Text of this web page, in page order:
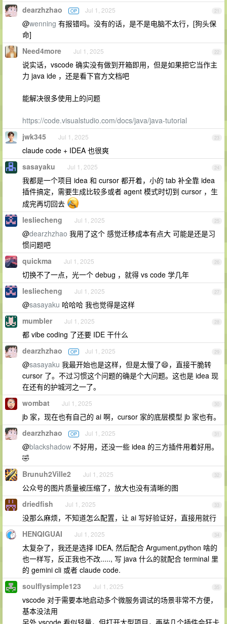
21
dearzhzhao OP Jul 1, 2025
@wenning 有报错吗。没有的话，是不是电脑不太行，[狗头保
命]
22
Need4more Jul 1, 2025
说实话，vscode 确实没有做到开箱即用，但是如果把它当作主
力 java ide ，还是看下官方文档吧
能解决很多使用上的问题
https://code.visualstudio.com/docs/java/java-tutorial
23
jwk345 Jul 1, 2025
claude code + IDEA 也很爽
24
sasayaku Jul 1, 2025
我都是一个项目 idea 和 cursor 都开着，小的 tab 补全靠 idea
插件搞定，需要生成比较多或者 agent 模式时切到 cursor ，生
成完再切回去
25
lesliecheng Jul 1, 2025
@dearzhzhao 我用了这个 感觉迁移成本有点大 可能是还是习
惯问题吧
26
quickma Jul 1, 2025
切换不了一点，光一个 debug ，就得 vs code 学几年
27
lesliecheng Jul 1, 2025
@sasayaku 哈哈哈 我也觉得是这样
28
mumbler Jul 1, 2025
都 vibe coding 了还要 IDE 干什么
29
dearzhzhao OP Jul 1, 2025
@sasayaku 我最开始也是这样，但是太慢了😄，直接干脆转
cursor 了。不过习惯这个问题的确是个大问题。这也是 idea 现
在还有的护城河之一了。
30
wombat Jul 1, 2025
jb 家，现在也有自己的 ai 啊，cursor 家的底层模型 jb 家也有。
31
dearzhzhao OP Jul 1, 2025
@blackshadow 不好用，还没一些 idea 的三方插件用着好用。
🤣
32
Brunuh2Ville2 Jul 1, 2025
公众号的图片质量被压缩了，放大也没有清晰的图
33
driedfish Jul 1, 2025
没那么麻烦，不知道怎么配置，让 ai 写好验证好，直接用就行
34
HENQIGUAI Jul 1, 2025
太复杂了，我还是选择 IDEA, 然后配合 Argument,python 啥的
也一样写，反正我也不改....., 写 java 什么的就配合 terminal 里
的 gemini cli 或者 claude code.
35
soulflysimple123 Jul 1, 2025
vscode 对于需要本地启动多个微服务调试的场景非常不方便，
基本没法用
另外 vscode 看似轻量，但打开大型项目，再装几个插件会狂卡